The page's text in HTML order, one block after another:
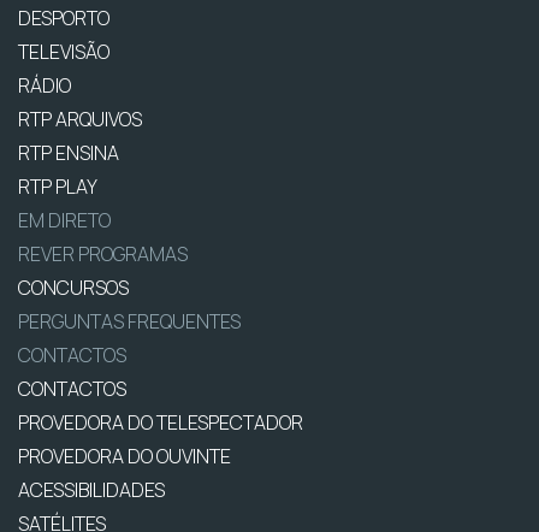
DESPORTO
TELEVISÃO
RÁDIO
RTP ARQUIVOS
RTP ENSINA
RTP PLAY
EM DIRETO
REVER PROGRAMAS
CONCURSOS
PERGUNTAS FREQUENTES
CONTACTOS
CONTACTOS
PROVEDORA DO TELESPECTADOR
PROVEDORA DO OUVINTE
ACESSIBILIDADES
SATÉLITES